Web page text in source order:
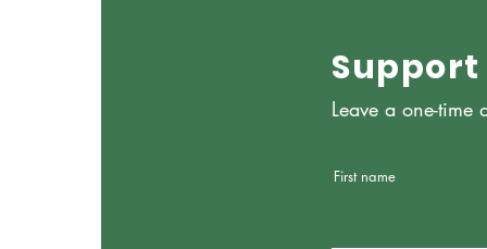
Support
Leave a one-time
First name